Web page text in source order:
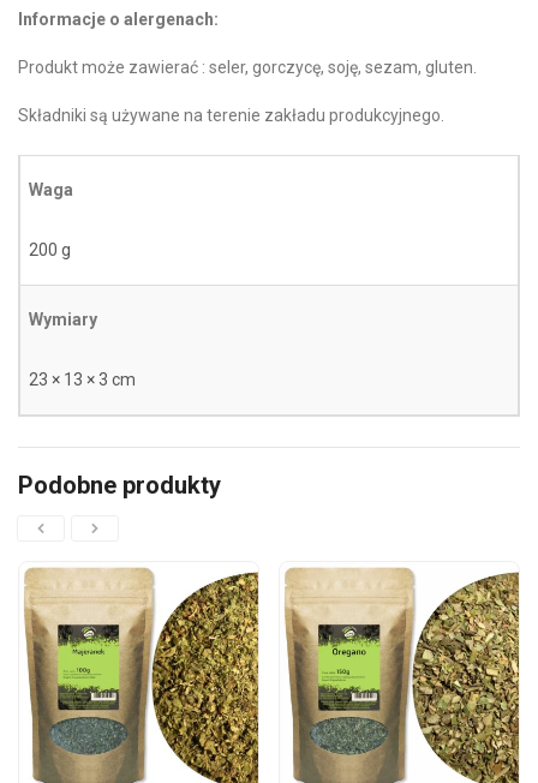
Informacje o alergenach:
Produkt może zawierać : seler, gorczycę, soję, sezam, gluten.
Składniki są używane na terenie zakładu produkcyjnego.
Waga
200 g
Wymiary
23 × 13 × 3 cm
Podobne produkty